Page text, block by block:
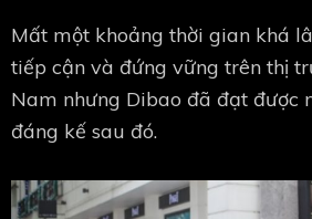
Mất một khoảng thời gian khá
tiếp cận và đứng vững trên thị
Nam nhưng Dibao đã đạt được
đáng kế sau đó.